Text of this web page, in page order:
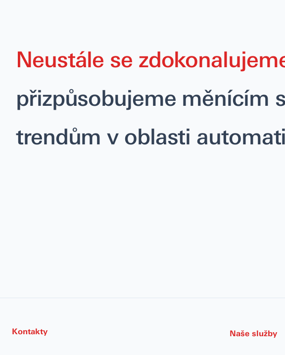
Neustále se
přizpůsobujeme měnícím
trendům v oblasti
Kontakty Naše služby